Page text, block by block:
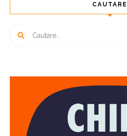
CAUTARE